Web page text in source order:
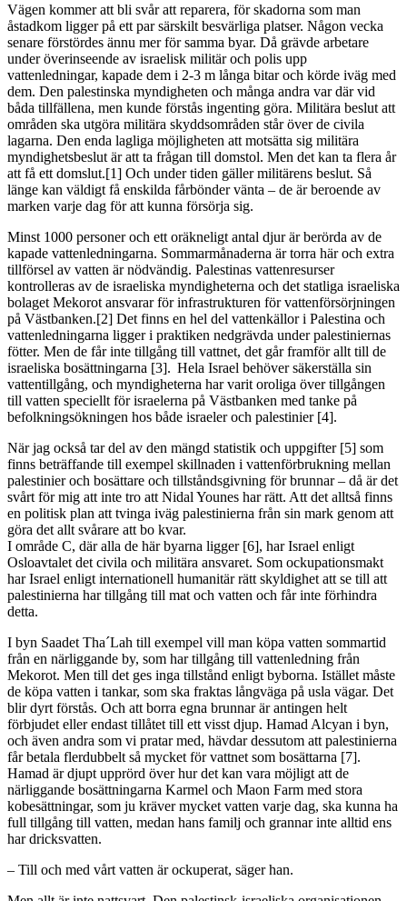
Vägen kommer att bli svår att reparera, för skadorna som man
åstadkom ligger på ett par särskilt besvärliga platser. Någon vecka
senare förstördes ännu mer för samma byar. Då grävde arbetare
under överinseende av israelisk militär och polis upp
vattenledningar, kapade dem i 2-3 m långa bitar och körde iväg med
dem. Den palestinska myndigheten och många andra var där vid
båda tillfällena, men kunde förstås ingenting göra. Militära beslut att
områden ska utgöra militära skyddsområden står över de civila
lagarna. Den enda lagliga möjligheten att motsätta sig militära
myndighetsbeslut är att ta frågan till domstol. Men det kan ta flera år
att få ett domslut.[1] Och under tiden gäller militärens beslut. Så
länge kan väldigt få enskilda fårbönder vänta – de är beroende av
marken varje dag för att kunna försörja sig.
Minst 1000 personer och ett oräkneligt antal djur är berörda av de
kapade vattenledningarna. Sommarmånaderna är torra här och extra
tillförsel av vatten är nödvändig. Palestinas vattenresurser
kontrolleras av de israeliska myndigheterna och det statliga israeliska
bolaget Mekorot ansvarar för infrastrukturen för vattenförsörjningen
på Västbanken.[2] Det finns en hel del vattenkällor i Palestina och
vattenledningarna ligger i praktiken nedgrävda under palestiniernas
fötter. Men de får inte tillgång till vattnet, det går framför allt till de
israeliska bosättningarna [3]. Hela Israel behöver säkerställa sin
vattentillgång, och myndigheterna har varit oroliga över tillgången
till vatten speciellt för israelerna på Västbanken med tanke på
befolkningsökningen hos både israeler och palestinier [4].
När jag också tar del av den mängd statistik och uppgifter [5] som
finns beträffande till exempel skillnaden i vattenförbrukning mellan
palestinier och bosättare och tillståndsgivning för brunnar – då är det
svårt för mig att inte tro att Nidal Younes har rätt. Att det alltså finns
en politisk plan att tvinga iväg palestinierna från sin mark genom att
göra det allt svårare att bo kvar.
I område C, där alla de här byarna ligger [6], har Israel enligt
Osloavtalet det civila och militära ansvaret. Som ockupationsmakt
har Israel enligt internationell humanitär rätt skyldighet att se till att
palestinierna har tillgång till mat och vatten och får inte förhindra
detta.
I byn Saadet Tha´Lah till exempel vill man köpa vatten sommartid
från en närliggande by, som har tillgång till vattenledning från
Mekorot. Men till det ges inga tillstånd enligt byborna. Istället måste
de köpa vatten i tankar, som ska fraktas långväga på usla vägar. Det
blir dyrt förstås. Och att borra egna brunnar är antingen helt
förbjudet eller endast tillåtet till ett visst djup. Hamad Alcyan i byn,
och även andra som vi pratar med, hävdar dessutom att palestinierna
får betala flerdubbelt så mycket för vattnet som bosättarna [7].
Hamad är djupt upprörd över hur det kan vara möjligt att de
närliggande bosättningarna Karmel och Maon Farm med stora
kobesättningar, som ju kräver mycket vatten varje dag, ska kunna ha
full tillgång till vatten, medan hans familj och grannar inte alltid ens
har dricksvatten.
– Till och med vårt vatten är ockuperat, säger han.